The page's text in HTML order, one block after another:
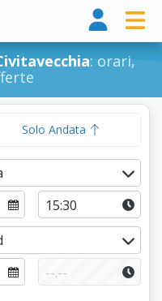
: orari,
Solo Andata